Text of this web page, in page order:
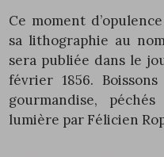
Ce moment
sa lithographie au
sera publiée dans le
février 1856.
gourmandise,
lumière par Félicien